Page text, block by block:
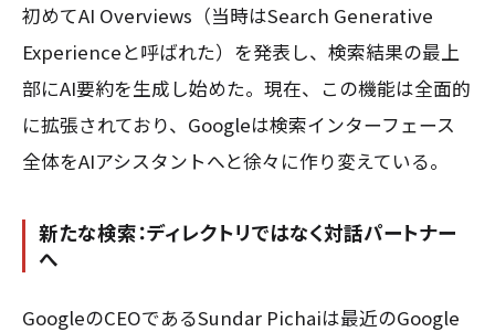
初めてAI Overviews（当時はSearch Generative
Experienceと呼ばれた）を発表し、検索結果の最上
部にAI要約を生成し始めた。現在、この機能は全面的
に拡張されており、Googleは検索インターフェース
全体をAIアシスタントへと徐々に作り変えている。
新たな検索：ディレクトリではなく対話パートナー
へ
GoogleのCEOであるSundar Pichaiは最近のGoogle